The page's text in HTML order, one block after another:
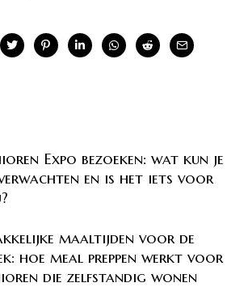
Expo bezoeken: wat kun je
en is het iets voor
maaltijden voor de
hoe meal preppen werkt voor
die zelfstandig wonen